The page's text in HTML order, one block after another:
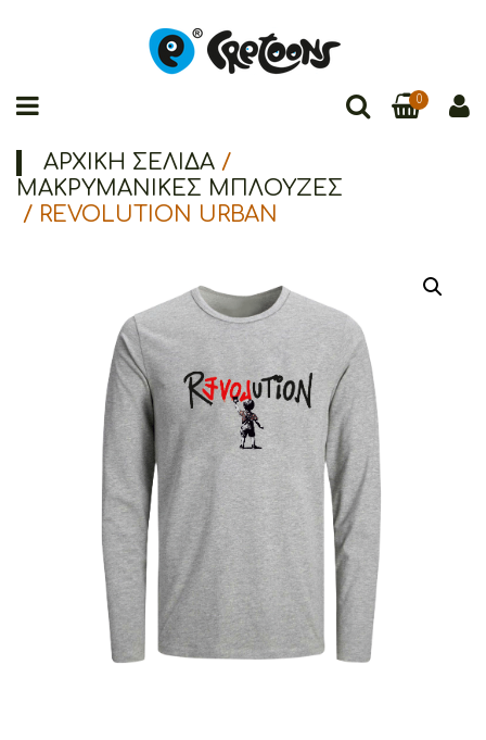
0
ΑΡΧΙΚΉ ΣΕΛΊΔΑ /
ΜΑΚΡΥΜΑΝΙΚΕΣ ΜΠΛΟΥΖΕΣ
/ REVOLUTION URBAN